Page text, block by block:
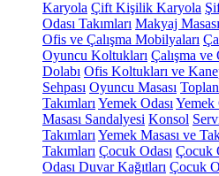
Karyola Çift Kişilik Karyola
Odası Takımları Makyaj Masası
Ofis ve Çalışma Mobilyaları
Oyuncu Koltukları Çalışma
Dolabı Ofis Koltukları ve
Sehpası Oyuncu Masası
Takımları Yemek Odası Yemek
Masası Sandalyesi Konsol
Takımları Yemek Masası ve
Takımları Çocuk Odası Çocuk
Odası Duvar Kağıtları Çocuk